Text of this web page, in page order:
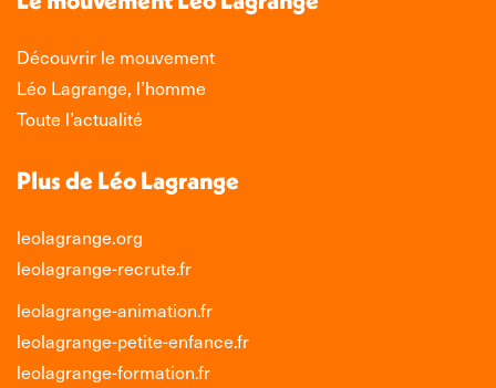
fenêtrefenêtrefenêtrefenêtre
Découvrir le mouvement
Léo Lagrange, l’homme
Toute l’actualité
Plus de Léo Lagrange
leolagrange.org
leolagrange-recrute.fr
leolagrange-animation.fr
leolagrange-petite-enfance.fr
leolagrange-formation.fr